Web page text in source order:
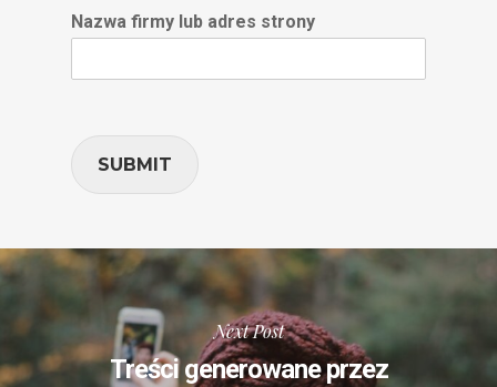
Nazwa firmy lub adres strony
SUBMIT
Next Post
Treści generowane przez